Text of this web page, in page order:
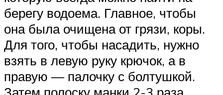
берегу водоема. Главное, чтобы
она была очищена от грязи, коры.
Для того, чтобы насадить, нужно
взять в левую руку крючок, а в
правую — палочку с болтушкой.